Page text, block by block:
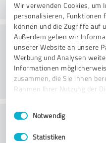
Wir verwenden Cookies, um
personalisieren, Funktionen
können und die Zugriffe auf
Außerdem geben wir
unserer Website an unsere
Werbung und Analysen
Informationen
zusammen, die Sie ihnen
Rahmen Ihrer Nutzung der
Impressum
Einwilligungsauswahl
Notwendig
Statistiken